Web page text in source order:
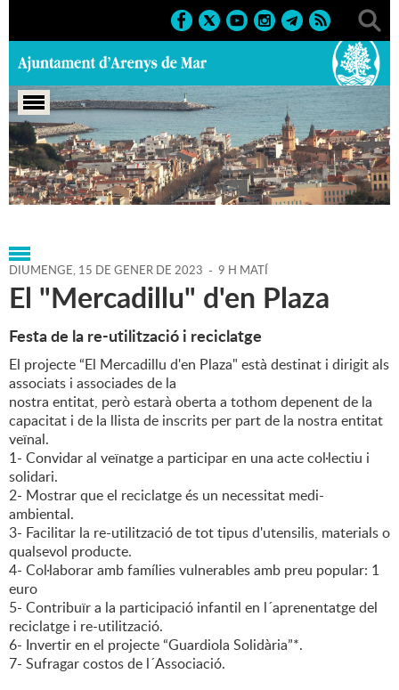
Portada > Agenda > 15-01-
2023 > Marcs > Culturals > 2023 > Fires
DIUMENGE, 15 DE GENER DE 2023 - 9 H MATÍ
El "Mercadillu" d'en Plaza
Festa de la re-utilització i reciclatge
El projecte “El Mercadillu d'en Plaza" està destinat i dirigit als
associats i associades de la
nostra entitat, però estarà oberta a tothom depenent de la
capacitat i de la llista de inscrits per part de la nostra entitat
veïnal.
1- Convidar al veïnatge a participar en una acte col·lectiu i
solidari.
2- Mostrar que el reciclatge és un necessitat medi-
ambiental.
3- Facilitar la re-utilització de tot tipus d'utensilis, materials o
qualsevol producte.
4- Col·laborar amb famílies vulnerables amb preu popular: 1
euro
5- Contribuïr a la participació infantil en l´aprenentatge del
reciclatge i re-utilització.
6- Invertir en el projecte “Guardiola Solidària”*.
7- Sufragar costos de l´Associació.